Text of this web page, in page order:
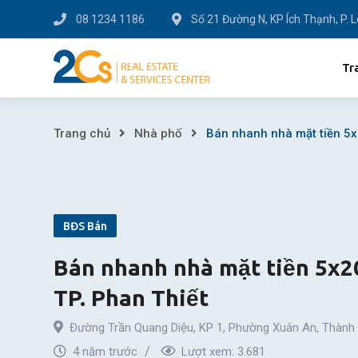
to
08 1234 1186 Số 21 Đường N, KP Ích Thạnh, P.
Bán
mặt
tiền
5x20m
đường
Trang chủ Nhà phố Bán nhanh nhà mặt tiền
BĐS Bán
Bán nhanh nhà mặt tiền
TP. Phan Thiết
Đường Trần Quang Diệu, KP 1, Phường Xuân An, Thành
4 năm trước
Lượt xem: 3.681